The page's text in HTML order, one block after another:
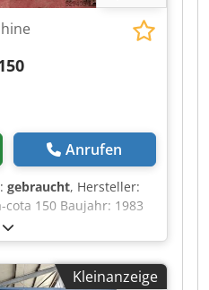
Anrufen
gebraucht, Hersteller:
150 Baujahr: 1983
verfügbar
(muss neu qualifiziert
Nutzvolumen: ca.
Kleinanzeige